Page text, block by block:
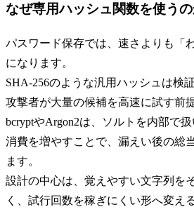
なぜ専用ハッシュ関数を使う
パスワード保存では、速さよりも「
になります。
SHA-256のような汎用ハッシュは検
攻撃者が大量の候補を高速に試す前
bcryptやArgon2は、ソルトを内部で
消費を増やすことで、漏えい後の総
ます。
設計の中心は、覚えやすい文字列を
く、試行回数を稼ぎにくい形へ変え